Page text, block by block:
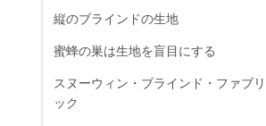
縦のブラインドの生地
蜜蜂の巣は生地を盲目にする
スヌーウィン・ブラインド・ファブリ
ック